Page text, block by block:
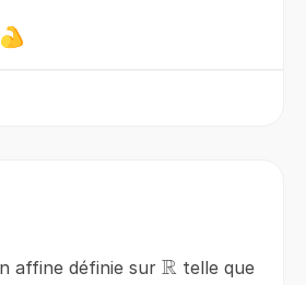
affine définie sur\mathbb{R}
R telle que